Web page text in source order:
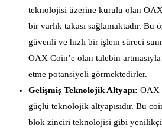
teknolojisi üzerine kurulu olan
bir varlık takası sağlamaktadır. Bu
güvenli ve hızlı bir işlem süreci
OAX Coin’e olan talebin
etme potansiyeli görmektedirler.
Gelişmiş Teknolojik Altyapı: OAX
güçlü teknolojik altyapısıdır. Bu
blok zinciri teknolojisi gibi